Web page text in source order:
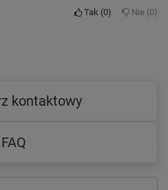
Tak 0 Nie 0
kontaktowy
FAQ